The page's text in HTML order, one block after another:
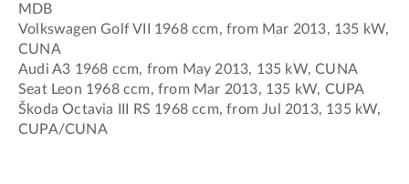
MDB
Volkswagen Golf VII 1968 ccm, from Mar 2013, 135 kW,
CUNA
Audi A3 1968 ccm, from May 2013, 135 kW, CUNA
Seat Leon 1968 ccm, from Mar 2013, 135 kW, CUPA
Škoda Octavia III RS 1968 ccm, from Jul 2013, 135 kW,
CUPA/CUNA